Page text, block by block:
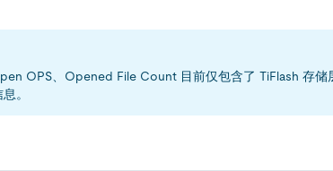
OPS、Opened File Count 目前仅包含了 TiFlash 存储
。